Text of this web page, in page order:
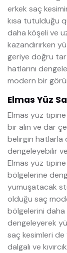
erkek saç
kısa tutulduğu
daha köşeli ve
kazandırırken
geriye doğru
hatlarını
modern bir
Elmas Yüz
Elmas yüz
bir alın ve dar
belirgin hatlarla
dengeleyebilir
Elmas yüz
bölgelerine
yumuşatacak
olduğu saç
bölgelerini daha
dengeleyerek
saç kesimleri de
dalgalı ve